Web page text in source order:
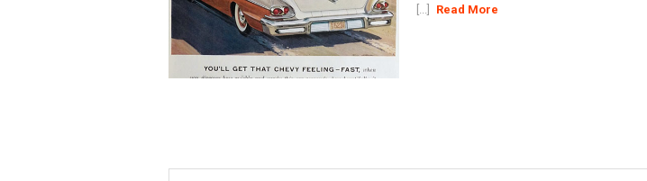
[...] Read More